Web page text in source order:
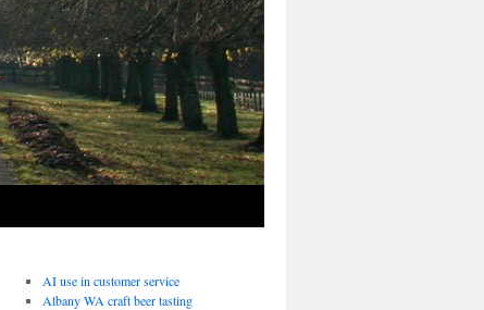
AI use in customer service
Albany WA craft beer tasting